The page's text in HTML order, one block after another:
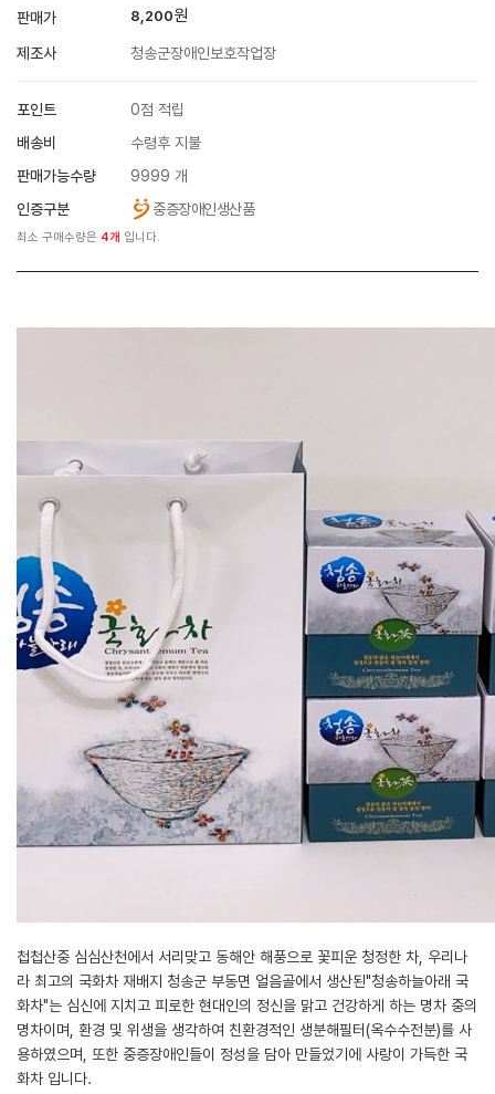
판매가 8,200원
제조사 청송군장애인보호작업장
포인트
0점 적립
배송비
수령후 지불
판매가능수량
9999 개
인증구분
중증장애인생산품
최소 구매수량은 4개 입니다.
첩첩산중 심심산천에서 서리맞고 동해안 해풍으로 꽃피운 청정한 차, 우리나
라 최고의 국화차 재배지 청송군 부동면 얼음골에서 생산된"청송하늘아래 국
화차"는 심신에 지치고 피로한 현대인의 정신을 맑고 건강하게 하는 명차 중의
명차이며, 환경 및 위생을 생각하여 친환경적인 생분해필터(옥수수전분)를 사
용하였으며, 또한 중증장애인들이 정성을 담아 만들었기에 사랑이 가득한 국
화차 입니다.